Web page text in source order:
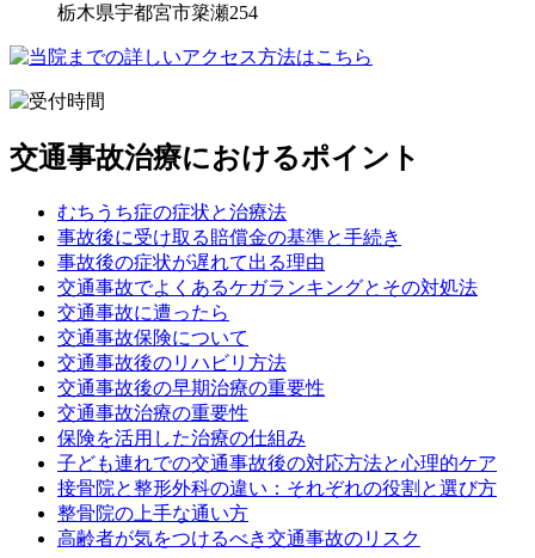
栃木県宇都宮市簗瀬254
交通事故治療におけるポイント
むちうち症の症状と治療法
事故後に受け取る賠償金の基準と手続き
事故後の症状が遅れて出る理由
交通事故でよくあるケガランキングとその対処法
交通事故に遭ったら
交通事故保険について
交通事故後のリハビリ方法
交通事故後の早期治療の重要性
交通事故治療の重要性
保険を活用した治療の仕組み
子ども連れでの交通事故後の対応方法と心理的ケア
接骨院と整形外科の違い：それぞれの役割と選び方
整骨院の上手な通い方
高齢者が気をつけるべき交通事故のリスク